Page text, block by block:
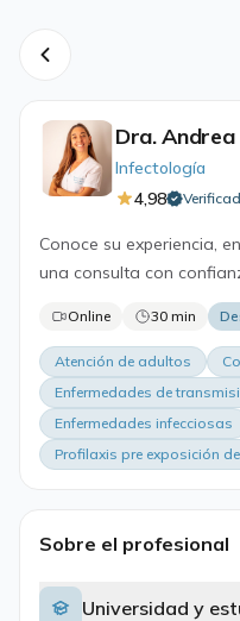
Dra.
Infectología
4,98
Conoce su experiencia,
una consulta con
Online 30 min
Atención de adultos
Enfermedades de
Enfermedades infecciosas
Profilaxis pre exposición
Sobre el profesional
Universidad y